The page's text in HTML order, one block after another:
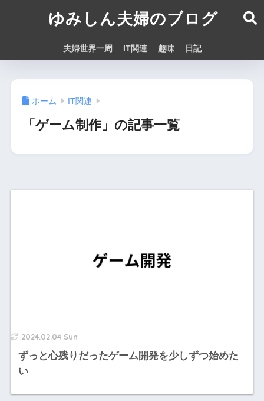
ゆみしん夫婦のブログ
夫婦世界一周 IT関連 趣味 日記
ホーム IT関連
「ゲーム制作」の記事一覧
2024.02.04 Sun
ずっと心残りだったゲーム開発を少しずつ始めた
い